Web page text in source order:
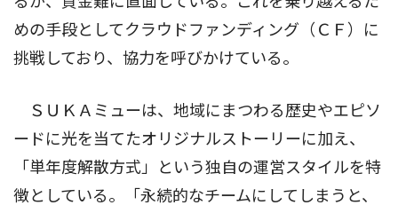
めの手段としてクラウドファンディング（ＣＦ）に
挑戦しており、協力を呼びかけている。
ＳＵＫＡミューは、地域にまつわる歴史やエピソ
ードに光を当てたオリジナルストーリーに加え、
「単年度解散方式」という独自の運営スタイルを特
徴としている。「永続的なチームにしてしまうと、